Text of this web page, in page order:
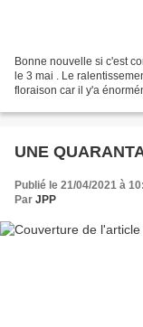
Bonne nouvelle si c'est
le 3 mai . Le
floraison car il y'a
UNE
Publié le 21/04/2021 à
Par JPP